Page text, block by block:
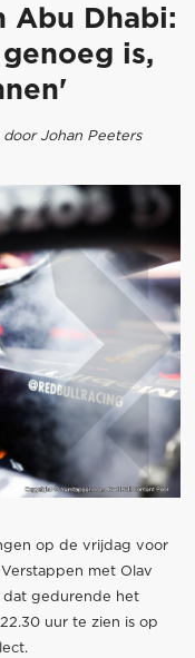
Abu Dhabi:
is,
Johan Peeters
op de vrijdag voor
met Olav
dat gedurende het
uur te zien is op